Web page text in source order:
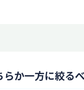
か一方に絞る